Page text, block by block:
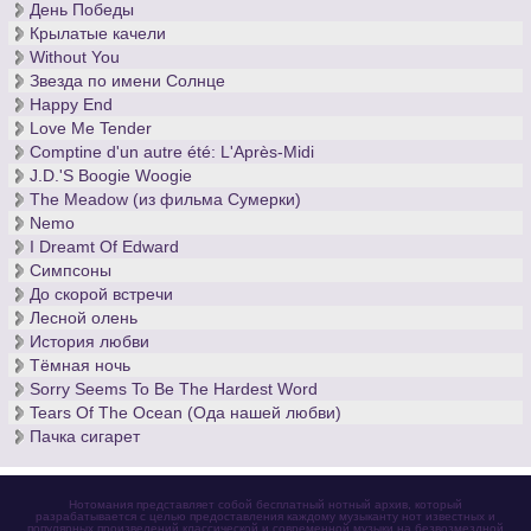
День Победы
Крылатые качели
Without You
Звезда по имени Солнце
Happy End
Love Me Tender
Comptine d'un autre été: L'Après-Midi
J.D.'S Boogie Woogie
The Meadow (из фильма Сумерки)
Nemo
I Dreamt Of Edward
Симпсоны
До скорой встречи
Лесной олень
История любви
Тёмная ночь
Sorry Seems To Be The Hardest Word
Tears Of The Ocean (Ода нашей любви)
Пачка сигарет
Нотомания представляет собой бесплатный нотный архив, который
разрабатывается с целью предоставления каждому музыканту нот известных и
популярных произведений классической и современной музыки на безвозмездной